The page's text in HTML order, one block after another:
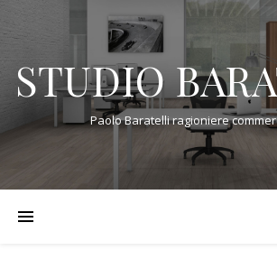
STUDIO
Paolo Baratelli ragioniere